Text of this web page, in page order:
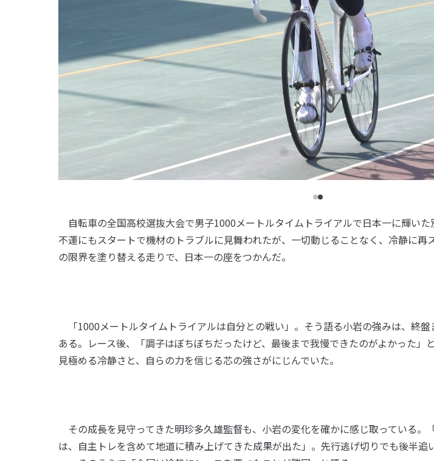
自転車の全国高校選抜大会で男子1000メートルタイムトライアルで日本一に輝いた
不運にもスタートで機材のトラブルに見舞われたが、一切動じることなく、冷静に再
の限界を塗り替える走りで、日本一の座をつかんだ。
「1000メートルタイムトライアルは自分との戦い」。そう語る小岩の強みは、終
ある。レース後、「調子はぼちぼちだったけど、最後まで我慢できたのがよかった」
見極める冷静さと、自らの力を信じる芯の強さがにじんでいた。
その成長を見守ってきた明珍多久雄監督も、小岩の変化を確かに感じ取っている。
は、自主トレを含めて地道に積み上げてきた成果が出た」。先行逃げ切りでも後半